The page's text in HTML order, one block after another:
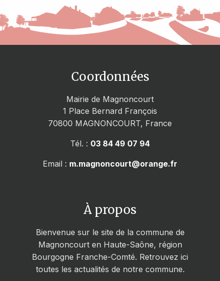
Coordonnées
Mairie de Magnoncourt
1 Place Bernard François
70800 MAGNONCOURT, France
Tél. : 03 84 49 07 94
Email : m.magnoncourt@orange.fr
À propos
Bienvenue sur le site de la commune de
Magnoncourt en Haute-Saône, région
Bourgogne Franche-Comté. Retrouvez ici
toutes les actualités de notre commune.